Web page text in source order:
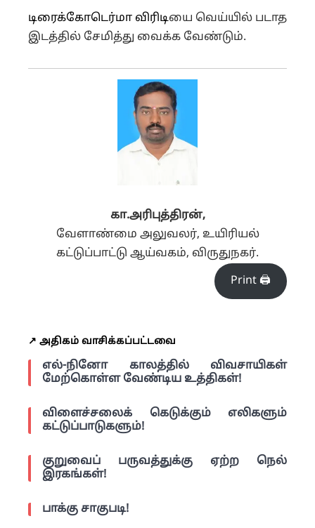
டிரைக்கோடெர்மா விரிடியை வெய்யில் படாத
இடத்தில் சேமித்து வைக்க வேண்டும்.
கா.அரிபுத்திரன்,
வேளாண்மை அலுவலர், உயிரியல்
கட்டுப்பாட்டு ஆய்வகம், விருதுநகர்.
Print 🖨
↗️ அதிகம் வாசிக்கப்பட்டவை
எல்-நினோ காலத்தில் விவசாயிகள்
மேற்கொள்ள வேண்டிய உத்திகள்!
விளைச்சலைக் கெடுக்கும் எலிகளும்
கட்டுப்பாடுகளும்!
குறுவைப் பருவத்துக்கு ஏற்ற நெல்
இரகங்கள்!
பாக்கு சாகுபடி!